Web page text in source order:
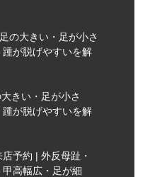
の大きい・足が小さ
が脱げやすいを解
きい・足が小さ
が脱げやすいを解
予約 | 外反母趾・
高幅広・足が細